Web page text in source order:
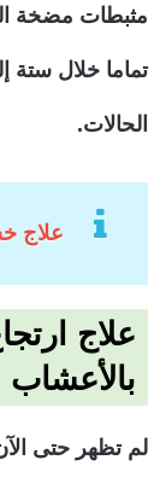
مثبطات مضخة
الحالات.
علاج
علاج
بالأعشاب
لم تظهر حتى